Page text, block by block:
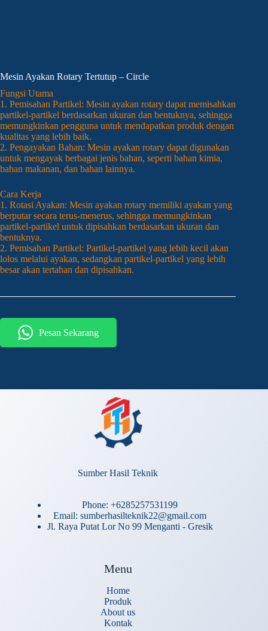
Mesin Ayakan Rotary Tertutup – Circle
Fungsi Utama
1. Pemisahan Partikel: Mesin ayakan rotary dapat memisahkan
partikel-partikel berdasarkan ukuran dan bentuknya, sehingga
memungkinkan pengguna untuk mendapatkan produk dengan
kualitas yang lebih baik.
2. Pengayakan Bahan: Mesin ayakan rotary dapat digunakan
untuk mengayak berbagai jenis bahan, seperti bahan kimia,
bahan makanan, dan bahan lainnya.
Cara Kerja
1. Rotasi Ayakan: Mesin ayakan rotary memiliki ayakan yang
berputar secara terus-menerus, sehingga memungkinkan
partikel-partikel untuk dipisahkan berdasarkan ukuran dan
bentuknya.
2. Pemisahan Partikel: Partikel-partikel yang lebih kecil akan
lolos melalui ayakan, sedangkan partikel-partikel yang lebih
besar akan tertahan dan dipisahkan.
Pesan Sekarang
Sumber Hasil Teknik
Phone: +6285257531199
Email: sumberhasilteknik22@gmail.com
Jl. Raya Putat Lor No 99 Menganti - Gresik
Menu
Home
Produk
About us
Kontak